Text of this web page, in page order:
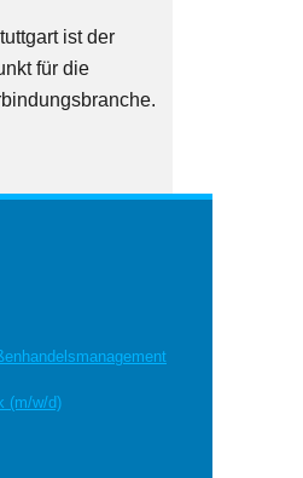
ist der
für die
(m/w/d)